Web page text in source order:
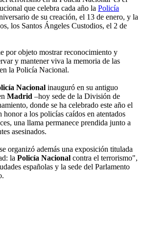
que celebra cada año la Policía
de su creación, el 13 de enero, y la
los Santos Ángeles Custodios, el 2 de
por objeto mostrar reconocimiento y
y mantener viva la memoria de las
la Policía Nacional.
Nacional inauguró en su antiguo
Madrid –hoy sede de la División de
donde se ha celebrado este año el
honor a los policías caídos en atentados
una llama permanece prendida junto a
asesinados.
organizó además una exposición titulada
la Policía Nacional contra el terrorismo",
españolas y la sede del Parlamento